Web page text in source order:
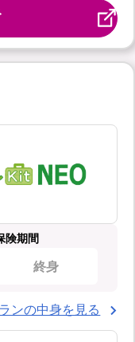
険期間
終身
ンの中身を見る